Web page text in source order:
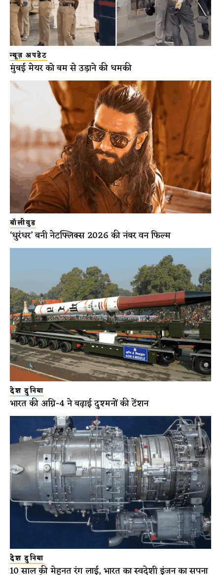
न्यूज़ अपडेट
मुंबई मेयर को बम से उड़ाने की धमकी
बॉलीवुड
‘धुरंधर’ बनी नेटफ्लिक्स 2026 की नंबर वन फिल्म
देश दुनिया
भारत की अग्नि-4 ने बढ़ाई दुश्मनों की टेंशन
देश दुनिया
10 साल की मेहनत रंग लाई, भारत का स्वदेशी इंजन का सपना